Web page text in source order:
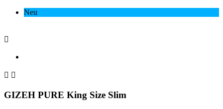
Neu

 
GIZEH PURE King Size Slim